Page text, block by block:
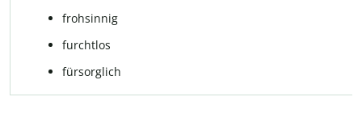
froh­sin­nig
furchtlos
für­sorg­lich